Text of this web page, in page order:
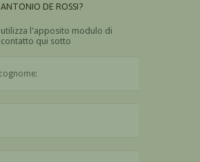
ANTONIO DE ROSSI?
utilizza l'apposito modulo di
contatto qui sotto